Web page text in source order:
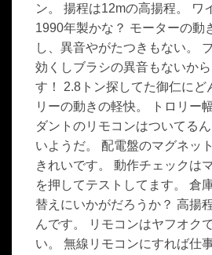
ン。 揚程は12mの高揚程。 ワ
1990年製かな？ モーターの動
し、異音やがたつきもない。
効くしブラシの異音もないか
す！ 2.8トン探してた御仁にど
リーの動きの軽快。 トロリー
ダントのリモコンはついてる
いようだ。 配電盤のマグネッ
きれいです。 動作チェックは
を押してテストしてます。 倉
替えにいかがだろうか？ 高揚
んです。 リモコンはヤフオク
い。 無線リモコンにすれば仕